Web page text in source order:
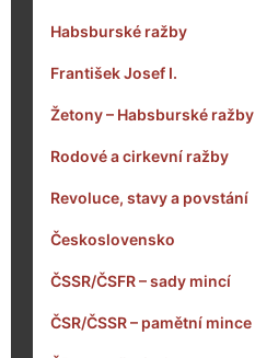
Habsburské ražby
František Josef I.
Žetony – Habsburské ražby
Rodové a cirkevní ražby
Revoluce, stavy a povstání
Československo
ČSSR/ČSFR – sady mincí
ČSR/ČSSR – pamětní mince